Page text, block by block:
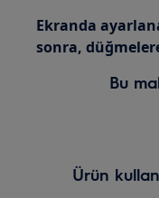
Ekranda
sonra,
Bu
Ürün